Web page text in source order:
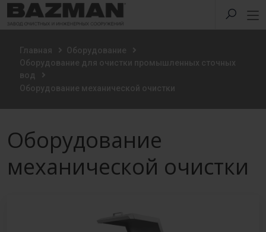
Главная
Оборудование
Оборудование для очистки промышленных сточных
вод
Оборудование механической очистки
Оборудование
механической очистки